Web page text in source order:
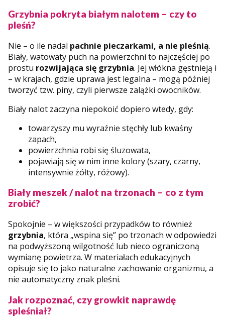
Grzybnia pokryta białym nalotem – czy to
pleśń?
Nie – o ile nadal pachnie pieczarkami, a nie pleśnią.
Biały, watowaty puch na powierzchni to najczęściej po
prostu rozwijająca się grzybnia. Jej włókna gęstnieją i
– w krajach, gdzie uprawa jest legalna – mogą później
tworzyć tzw. piny, czyli pierwsze zalążki owocników.
Biały nalot zaczyna niepokoić dopiero wtedy, gdy:
towarzyszy mu wyraźnie stęchły lub kwaśny
zapach,
powierzchnia robi się śluzowata,
pojawiają się w nim inne kolory (szary, czarny,
intensywnie żółty, różowy).
Biały meszek / nalot na trzonach – co z tym
zrobić?
Spokojnie – w większości przypadków to również
grzybnia, która „wspina się” po trzonach w odpowiedzi
na podwyższoną wilgotność lub nieco ograniczoną
wymianę powietrza. W materiałach edukacyjnych
opisuje się to jako naturalne zachowanie organizmu, a
nie automatyczny znak pleśni.
Jak rozpoznać, czy growkit naprawdę
spleśniał?